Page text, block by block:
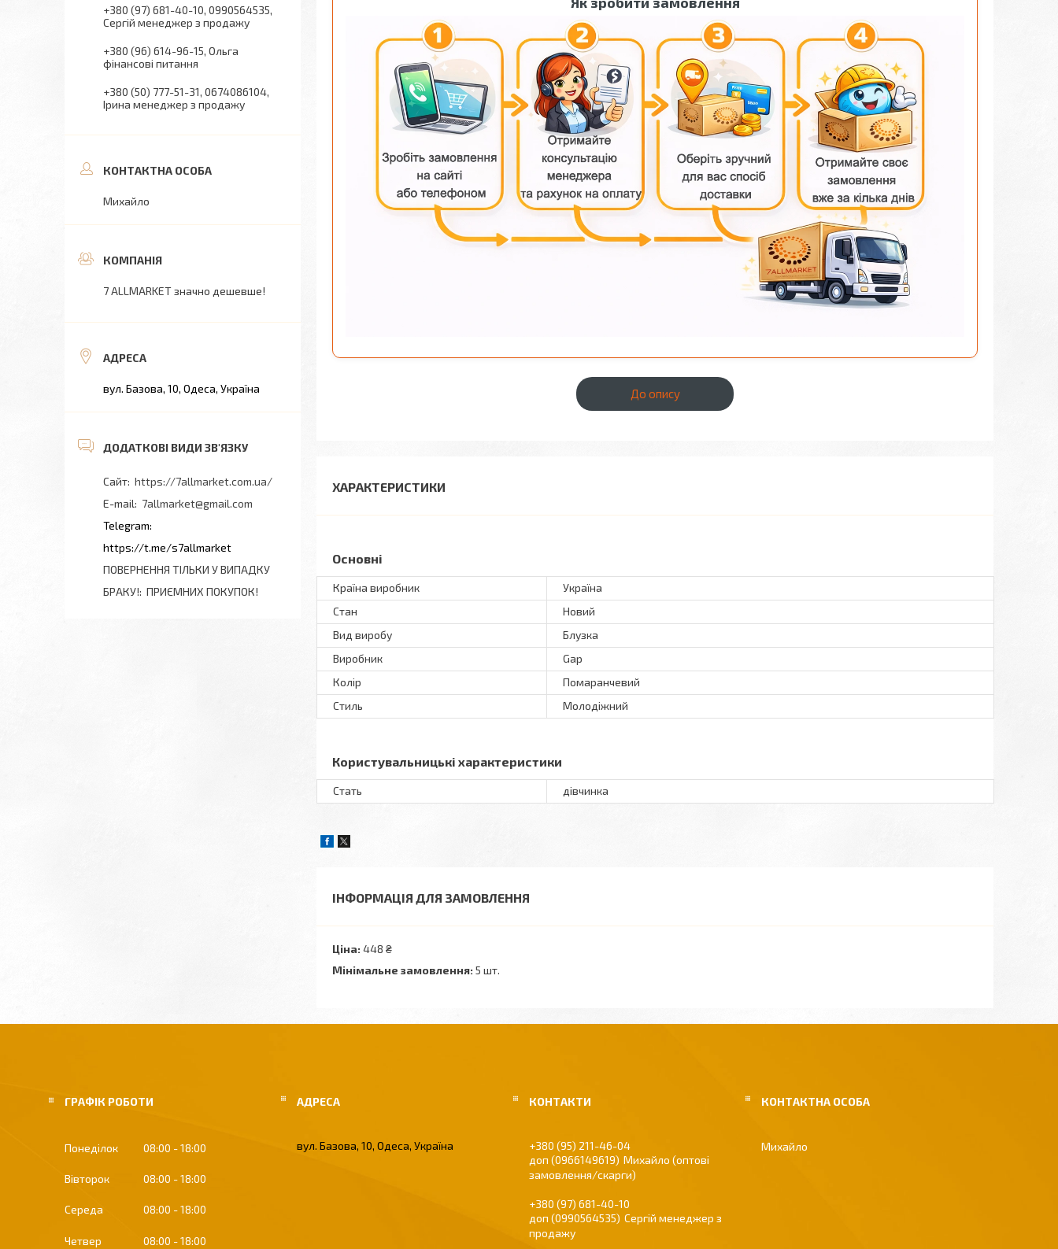
До опису
ХАРАКТЕРИСТИКИ
Основні
Країна виробник
Україна
Стан
Новий
Вид виробу
Блузка
Виробник
Gap
Колір
Помаранчевий
Стиль
Молодіжний
Користувальницькі характеристики
Стать дівчинка
ІНФОРМАЦІЯ ДЛЯ ЗАМОВЛЕННЯ
Ціна: 448 ₴
Мінімальне замовлення: 5 шт.
+380 (97) 681-40-10 0990564535
Сергій менеджер з продажу
+380 (96) 614-96-15 Ольга
фінансові питання
+380 (50) 777-51-31 0674086104
Ірина менеджер з продажу
Михайло
7 ALLMARKET значно дешевше!
вул. Базова, 10, Одеса, Україна
https://7allmarket.com.ua/
7allmarket@gmail.com
https://t.me/s7allmarket
ПОВЕРНЕННЯ ТІЛЬКИ У ВИПАДКУ
БРАКУ! ПРИЄМНИХ ПОКУПОК!
ГРАФІК РОБОТИ
Понеділок 08:00 18:00
Вівторок 08:00 18:00
Середа 08:00 18:00
Четвер 08:00 18:00
вул. Базова, 10, Одеса, Україна
+380 (95) 211-46-04
0966149619
Михайло (оптові
замовлення/скарги)
+380 (97) 681-40-10
0990564535
Сергій менеджер з
продажу
Михайло